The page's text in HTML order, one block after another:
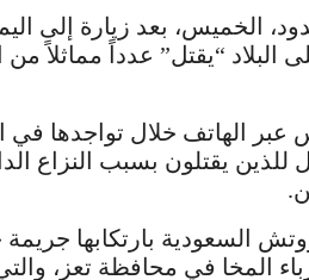
الخميس، بعد زيارة إلى
البلاد “يقتل” عدداً مماثلاً من
الهاتف خلال تواجدها في
يقتلون بسبب النزاع
السعودية بارتكابها